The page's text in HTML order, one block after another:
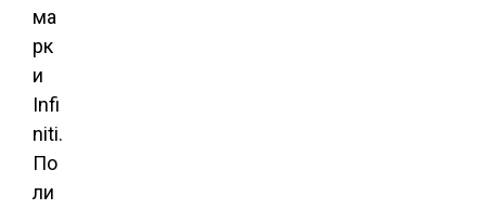
ма
рк
и
Infi
niti.
По
ли